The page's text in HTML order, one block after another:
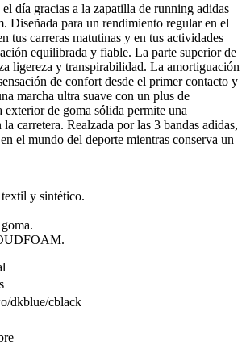
día gracias a la zapatilla de running adidas
Diseñada para un rendimiento regular en el
tus carreras matutinas y en tus actividades
equilibrada y fiable. La parte superior de
ligereza y transpirabilidad. La amortiguación
de confort desde el primer contacto y
marcha ultra suave con un plus de
de goma sólida permite una
carretera. Realzada por las 3 bandas adidas,
el mundo del deporte mientras conserva un
y sintético.
dkblue/cblack